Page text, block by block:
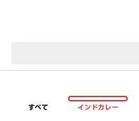
すべて インドカレー